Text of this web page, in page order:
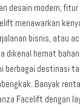
desain modern,
menawarkan
bisnis, atau
dikenal hemat
berbagai destinasi
Banyak
Facelift dengan